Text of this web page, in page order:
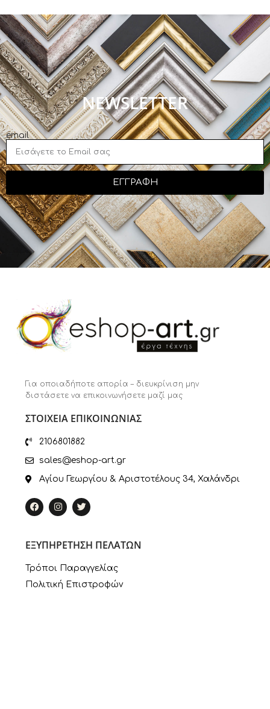
NEWSLETTER
email
ΕΓΓΡΑΦΗ
Για οποιαδήποτε απορία – διευκρίνιση μην
διστάσετε να επικοινωνήσετε μαζί μας
ΣΤΟΙΧΕΙΑ ΕΠΙΚΟΙΝΩΝΙΑΣ
2106801882
sales@eshop-art.gr
Αγίου Γεωργίου & Αριστοτέλους 34, Χαλάνδρι
ΕΞΥΠΗΡΕΤΗΣΗ ΠΕΛΑΤΩΝ
Τρόποι Παραγγελίας
Πολιτική Επιστροφών